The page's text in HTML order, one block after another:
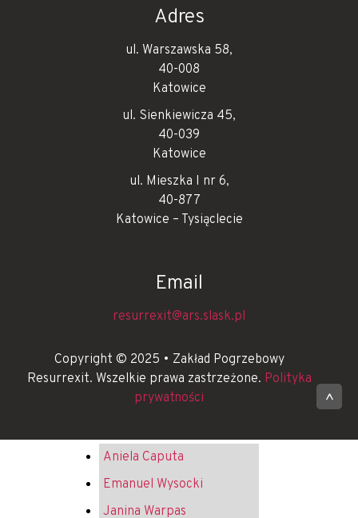
Adres
ul. Warszawska 58,
40-008
Katowice
ul. Sienkiewicza 45,
40-039
Katowice
ul. Mieszka I nr 6,
40-877
Katowice – Tysiąclecie
Email
resurrexit@ars.slask.pl
Copyright © 2025 • Zakład Pogrzebowy
Resurrexit. Wszelkie prawa zastrzeżone. Polityka
prywatności
^
Aniela Caputa
Emanuel Wysocki
Janina Warpas